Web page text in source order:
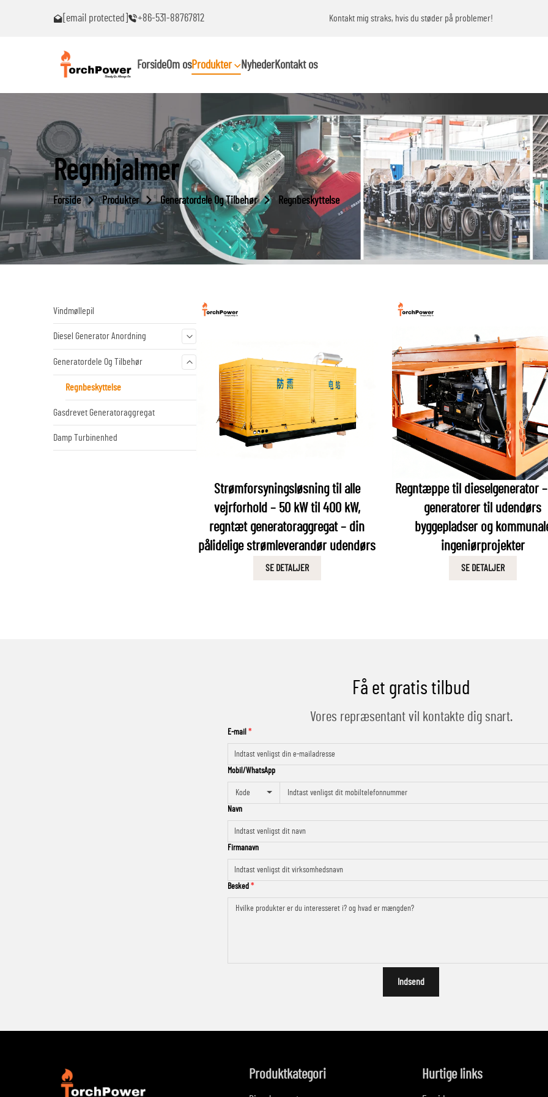
[email protected] +86-531-88767812
Kontakt mig straks, hvis du støder på problemer! Kontakt mig straks, hvis du støder på problemer!
ForsideOm osProdukter NyhederKontakt os
Regnhjalmer
Forside Produkter Generatordele Og Tilbehør Regnbeskyttelse
Vindmøllepil
Diesel Generator Anordning
Generatordele Og Tilbehør
Regnbeskyttelse
Gasdrevet Generatoraggregat
Damp Turbinenhed
Strømforsyningsløsning til alle
vejrforhold – 50 kW til 400 kW,
regntæt generatoraggregat – din
pålidelige strømleverandør udendørs
SE DETALJER
Regntæppe til dieselgenerator
generatorer til udendørs
byggepladser og
ingeniørprojekter
SE DETALJER
Få et gratis tilbud
Vores repræsentant vil kontakte dig snart.
E-mail
Mobil/WhatsApp
Kode
Navn
Firmanavn
Besked
Indsend
Produktkategori Hurtige links